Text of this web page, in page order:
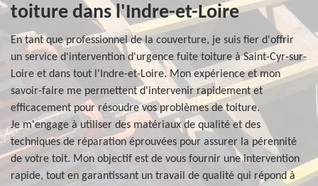
toiture dans l'Indre-et-Loire
En tant que professionnel de la couverture, je suis fier d'offrir
un service d'intervention d'urgence fuite toiture à Saint-Cyr-sur-
Loire et dans tout l'Indre-et-Loire. Mon expérience et mon
savoir-faire me permettent d'intervenir rapidement et
efficacement pour résoudre vos problèmes de toiture.
Je m'engage à utiliser des matériaux de qualité et des
techniques de réparation éprouvées pour assurer la pérennité
de votre toit. Mon objectif est de vous fournir une intervention
rapide, tout en garantissant un travail de qualité qui répond à